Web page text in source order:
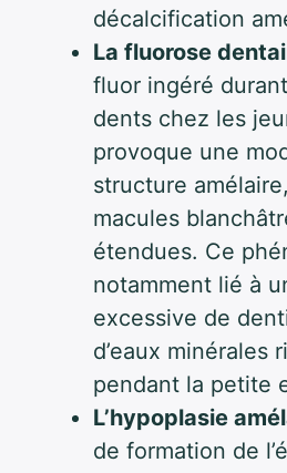
décalcification
La fluorose
fluor ingéré
dents chez les
provoque une
structure
macules
étendues. Ce
notamment lié à
excessive de
d’eaux minérales
pendant la petite
L’hypoplasie
de formation de